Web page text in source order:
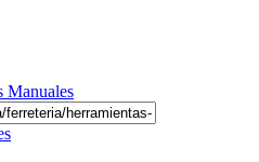
Manuales